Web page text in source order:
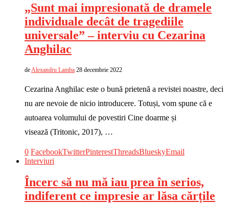
„Sunt mai impresionată de dramele
individuale decât de tragediile
universale” – interviu cu Cezarina
Anghilac
de Alexandru Lamba 28 decembrie 2022
Cezarina Anghilac este o bună prietenă a revistei noastre, deci
nu are nevoie de nicio introducere. Totuși, vom spune că e
autoarea volumului de povestiri Cine doarme și
visează (Tritonic, 2017), …
0 FacebookTwitterPinterestThreadsBlueskyEmail
Interviuri
Încerc să nu mă iau prea în serios,
indiferent ce impresie ar lăsa cărțile